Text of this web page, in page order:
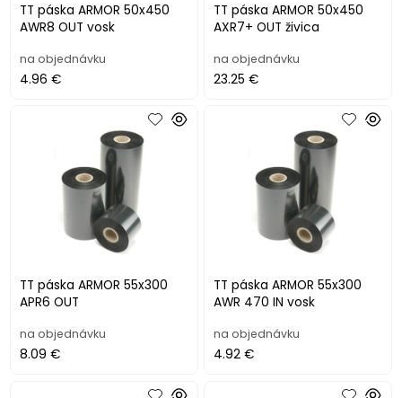
TT páska ARMOR 50x450
AWR8 OUT vosk
na objednávku
4.96 €
TT páska ARMOR 50x450
AXR7+ OUT živica
na objednávku
23.25 €
TT páska ARMOR 55x300
APR6 OUT
na objednávku
8.09 €
TT páska ARMOR 55x300
AWR 470 IN vosk
na objednávku
4.92 €